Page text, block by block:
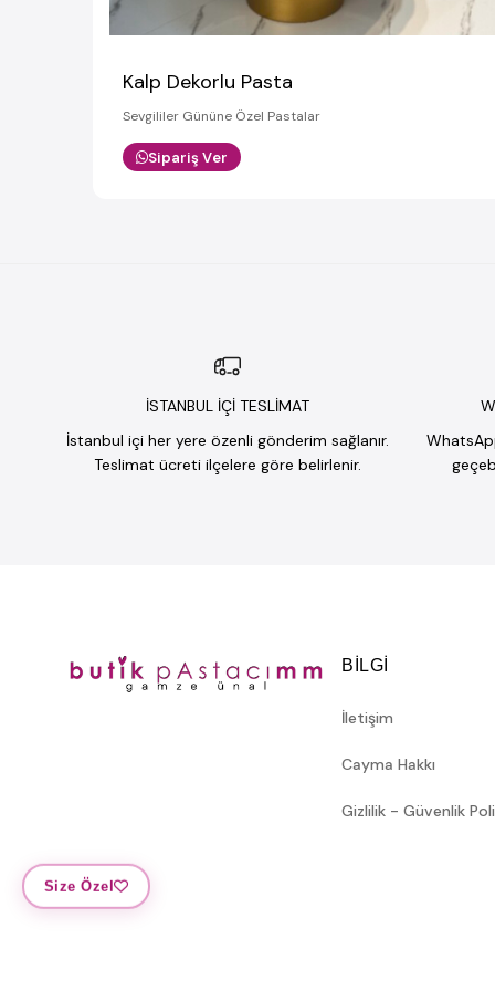
Kalp Dekorlu Pasta
Sevgililer Gününe Özel Pastalar
Sipariş Ver
İSTANBUL İÇİ TESLİMAT
İstanbul içi her yere özenli gönderim sağlanır.
Teslimat ücreti ilçelere göre belirlenir.
BILGI
İletişim
Cayma Hakkı
Gizlilik - Güvenlik
Size Özel